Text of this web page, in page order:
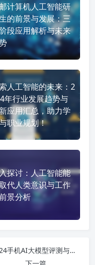
计算机人工智能研
的前景与发展：三
段应用解析与未来
人工智能的未来：2
年行业发展趋势与
应用汇总，助力学
职业规划！
探讨：人工智能能
代人类意识与工作
景分析
2024手机AI大模型评测与应用排行，揭示市场潜力与技术趋势！
下一篇